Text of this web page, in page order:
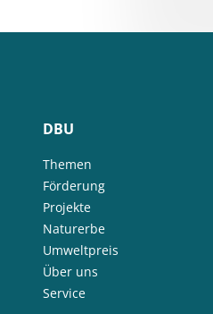
DBU
Themen
Förderung
Projekte
Naturerbe
Umweltpreis
Über uns
Service